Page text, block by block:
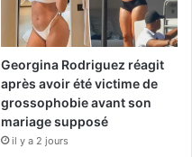
Georgina Rodriguez réagit
après avoir été victime de
grossophobie avant son
mariage supposé
il y a 2 jours